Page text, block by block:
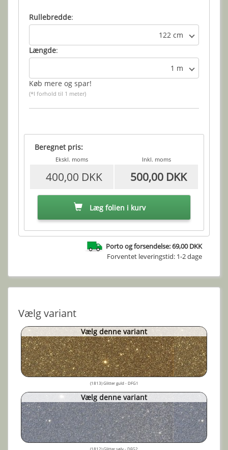
Rullebredde:
122 cm
Længde:
1 m
Køb mere og spar!
(*I forhold til 1 meter)
Beregnet pris:
Ekskl. moms Inkl. moms
400,00 DKK 500,00 DKK
Læg folien i kurv
Porto og forsendelse: 69,00 DKK
Forventet leveringstid: 1-2 dage
Vælg variant
Vælg denne variant
(1813) Glitter guld - DFG1
Vælg denne variant